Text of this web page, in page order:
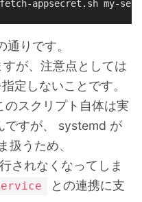
りです。
が、注意点としては
指定しないことです。
のスクリプト自体は実
ですが、 systemd が
扱うため、
されなくなってしま
との連携に支